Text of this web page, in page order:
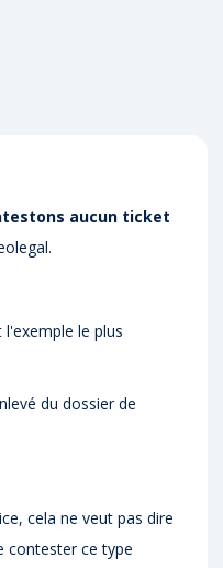
aucun ticket
l'exemple le plus
du dossier de
cela ne veut pas dire
contester ce type